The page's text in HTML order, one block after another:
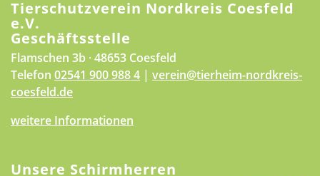
Tierschutzverein Nordkreis Coesfeld
e.V.
Geschäftsstelle
Flamschen 3b · 48653 Coesfeld
Telefon 02541 900 988 4 | verein@tierheim-nordkreis-
coesfeld.de
weitere Informationen
Unsere Schirmherren